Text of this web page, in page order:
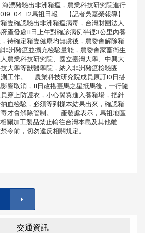
豬驗出非洲豬瘟，農業科技研究院進行
04-12馬祖日報 【記者吳嘉榮報導】
隻確認驗出非洲豬瘟病毒，台灣財團法人
產發處11日上午對確診病例半徑3公里內養
待確定豬隻健康均無虞後，農委會解除豬
洲豬瘟並擴充檢驗量能，農委會家畜衛生
農業科技研究院、國立臺灣大學、中興大
大學等獸醫學院，納入非洲豬瘟檢驗團
工作。 農業科技研究院成員原訂10日搭
響取消，11日改搭臺馬之星抵馬後，一行隨
穿上防護衣，小心翼翼進入養豬場，把針
血檢驗，必須等到樣本結果出來，確認豬
毒才會解除管制。 產發處表示，馬祖地區
關加工製品禁止輸往台灣本島及其他離
令前，切勿違反相關規定。
交通資訊